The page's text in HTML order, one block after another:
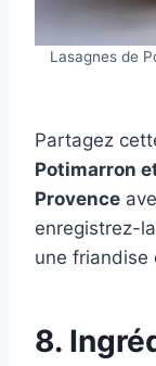
Lasagnes de
Partagez
Potimarron
Provence
enregistrez-
une friandise
8.